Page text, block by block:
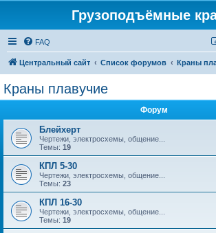
Грузоподъёмные
FAQ
Центральный сайт Список форумов Краны
Краны плавучие
Форум
Блейхерт
Чертежи, электросхемы, общение...
Темы: 19
КПЛ 5-30
Чертежи, электросхемы, общение...
Темы: 23
КПЛ 16-30
Чертежи, электросхемы, общение...
Темы: 19